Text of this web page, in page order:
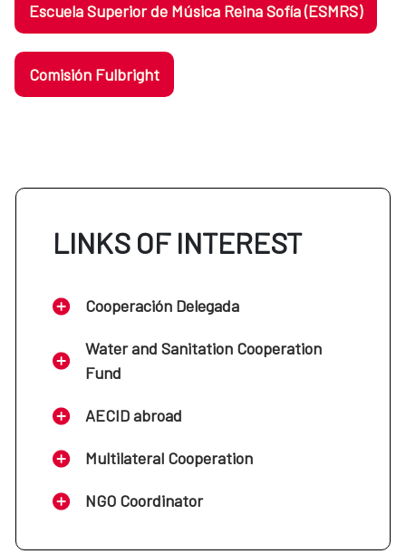
Escuela Superior de Música Reina Sofía (ESMRS)
Comisión Fulbright
LINKS OF INTEREST
Cooperación Delegada
Water and Sanitation Cooperation
Fund
AECID abroad
Multilateral Cooperation
NGO Coordinator